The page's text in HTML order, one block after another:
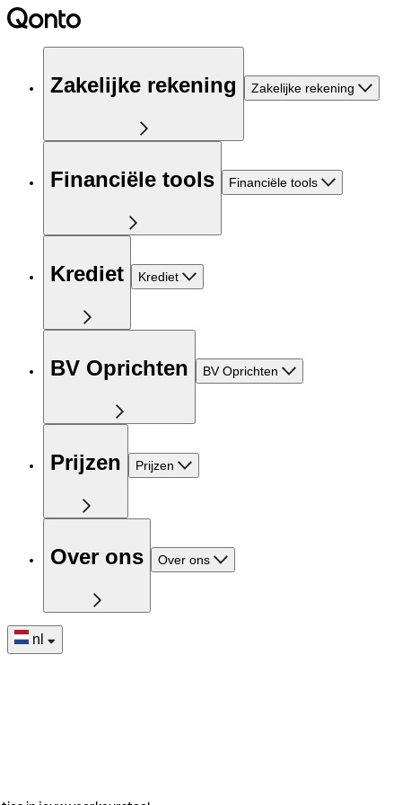
Zakelijke rekening Zakelijke rekening
Financiële tools Financiële tools
Krediet Krediet
BV Oprichten BV Oprichten
Prijzen Prijzen
Over ons Over ons
nl